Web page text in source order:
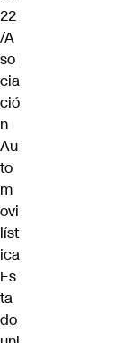
22
/A
so
cia
ció
n
Au
to
m
ovi
líst
ica
Es
ta
do